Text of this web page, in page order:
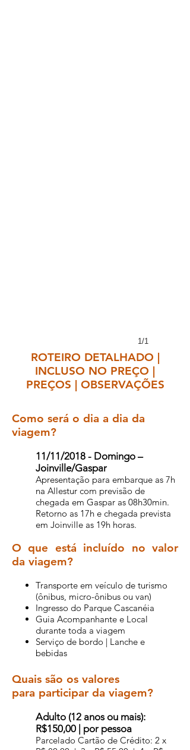
1/1
ROTEIRO DETALHADO |
INCLUSO NO PREÇO |
PREÇOS | OBSERVAÇÕES
Como será o dia a dia da
viagem?
11/11/2018 - Domingo –
Joinville/Gaspar
Apresentação para embarque as 7h
na Allestur com previsão de
chegada em Gaspar as 08h30min.
Retorno as 17h e chegada prevista
em Joinville as 19h horas.
O que está incluído no valor
da viagem?
Transporte em veículo de turismo
(ônibus, micro-ônibus ou van)
Ingresso do Parque Cascanéia
Guia Acompanhante e Local
durante toda a viagem
Serviço de bordo | Lanche e
bebidas
Quais são os valores
para participar da viagem?
Adulto (12 anos ou mais):
R$150,00 | por pessoa
Parcelado Cartão de Crédito: 2 x